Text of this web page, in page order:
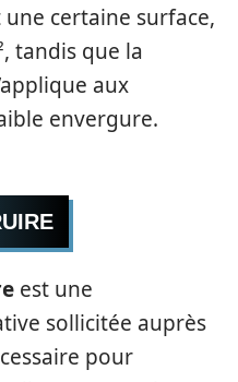
certaine surface,
tandis que la
aux
envergure.
est une
sollicitée auprès
pour